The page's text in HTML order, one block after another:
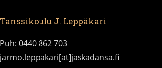
Tanssikoulu J. Leppäkari
Puh: 0440 862 703
jarmo.leppakari[at]jaskadansa.fi